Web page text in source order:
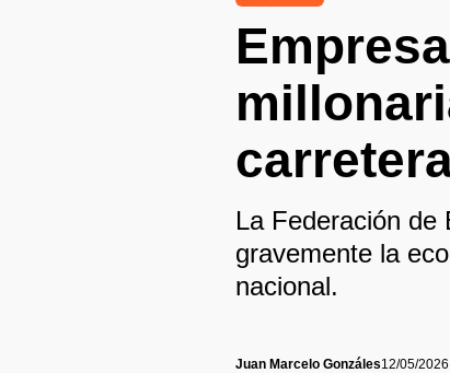
La Federación de
gravemente la
nacional.
Juan Marcelo Gonzáles12/05/